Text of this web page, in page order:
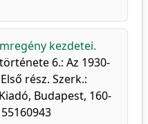
kezdetei.
6.: Az 1930-
rész. Szerk.:
Budapest, 160-